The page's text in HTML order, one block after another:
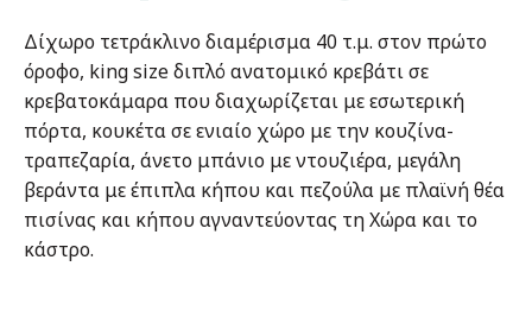
Δίχωρο τετράκλινο διαμέρισμα 40 τ.μ. στον πρώτο
όροφο, king size διπλό ανατομικό κρεβάτι σε
κρεβατοκάμαρα που διαχωρίζεται με εσωτερική
πόρτα, κουκέτα σε ενιαίο χώρο με την κουζίνα-
τραπεζαρία, άνετο μπάνιο με ντουζιέρα, μεγάλη
βεράντα με έπιπλα κήπου και πεζούλα με πλαϊνή θέα
πισίνας και κήπου αγναντεύοντας τη Χώρα και το
κάστρο.